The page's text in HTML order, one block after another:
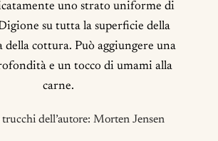
uno strato uniforme di
su tutta la superficie della
della cottura. Può aggiungere una
e un tocco di umami alla
carne.
dell’autore: Morten Jensen